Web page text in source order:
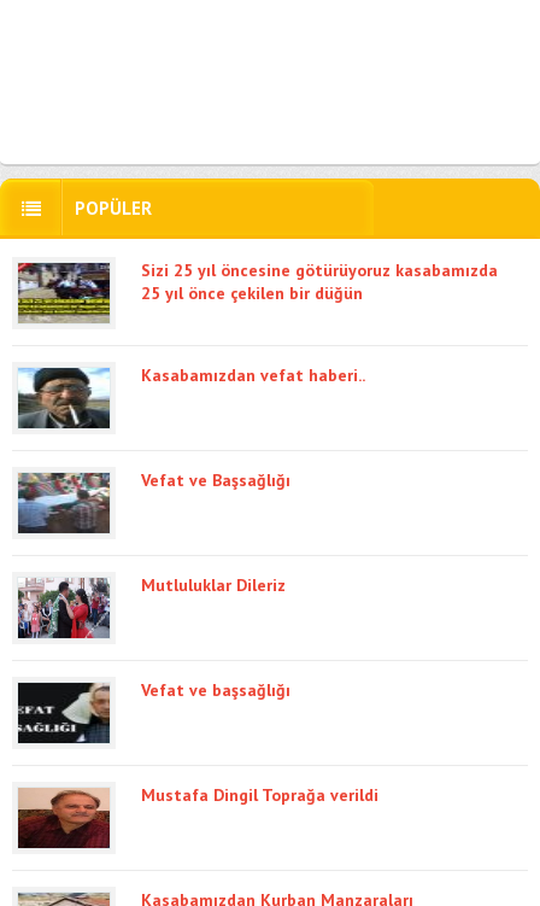
POPÜLER
Sizi 25 yıl öncesine götürüyoruz kasabamızda
25 yıl önce çekilen bir düğün
Kasabamızdan vefat haberi..
Vefat ve Başsağlığı
Mutluluklar Dileriz
Vefat ve başsağlığı
Mustafa Dingil Toprağa verildi
Kasabamızdan Kurban Manzaraları